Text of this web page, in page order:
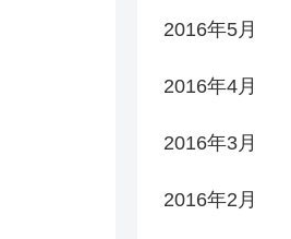
2016年5月
2016年4月
2016年3月
2016年2月